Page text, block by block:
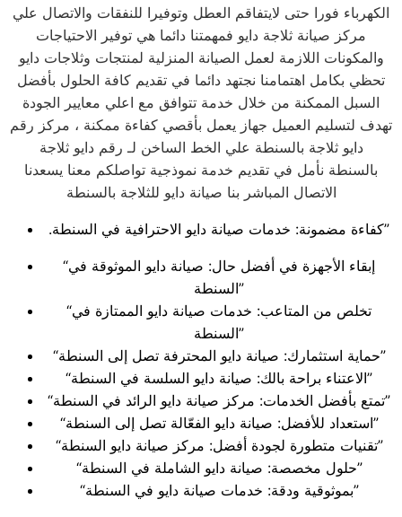
الكهرباء فورا حتى لايتفاقم العطل وتوفيرا للنفقات والاتصال علي
مركز صيانة ثلاجة دايو فمهمتنا دائما هي توفير الاحتياجات
والمكونات اللازمة لعمل الصيانة المنزلية لمنتجات وثلاجات دايو
تحظي بكامل اهتمامنا نجتهد دائما في تقديم كافة الحلول بأفضل
السبل الممكنة من خلال خدمة تتوافق مع اعلي معايير الجودة
تهدف لتسليم العميل جهاز يعمل بأقصي كفاءة ممكنة ، مركز رقم
دايو ثلاجة بالسنطة علي الخط الساخن لـ رقم دايو ثلاجة
بالسنطة نأمل في تقديم خدمة نموذجية تواصلكم معنا يسعدنا
الاتصال المباشر بنا صيانة دايو للثلاجة بالسنطة
.كفاءة مضمونة: خدمات صيانة دايو الاحترافية في السنطة”
“إبقاء الأجهزة في أفضل حال: صيانة دايو الموثوقة في
السنطة”
“تخلص من المتاعب: خدمات صيانة دايو الممتازة في
السنطة”
“حماية استثمارك: صيانة دايو المحترفة تصل إلى السنطة”
“الاعتناء براحة بالك: صيانة دايو السلسة في السنطة”
“تمتع بأفضل الخدمات: مركز صيانة دايو الرائد في السنطة”
“استعداد للأفضل: صيانة دايو الفعّالة تصل إلى السنطة”
“تقنيات متطورة لجودة أفضل: مركز صيانة دايو السنطة”
“حلول مخصصة: صيانة دايو الشاملة في السنطة”
“بموثوقية ودقة: خدمات صيانة دايو في السنطة”